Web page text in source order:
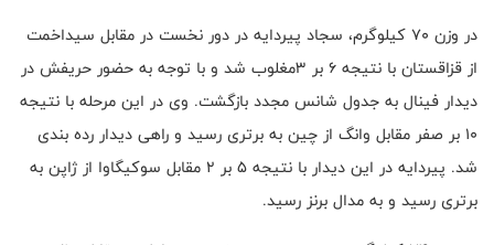
در وزن ۷۰ کیلوگرم، سجاد پیردایه در دور نخست در مقابل سیداخمت
از قزاقستان با نتیجه ۶ بر ۳مغلوب شد و با توجه به حضور حریفش در
دیدار فینال به جدول شانس مجدد بازگشت. وی در این مرحله با نتیجه
۱۰ بر صفر مقابل وانگ از چین به برتری رسید و راهی دیدار رده بندی
شد. پیردایه در این دیدار با نتیجه ۵ بر ۲ مقابل سوکیگاوا از ژاپن به
برتری رسید و به مدال برنز رسید.